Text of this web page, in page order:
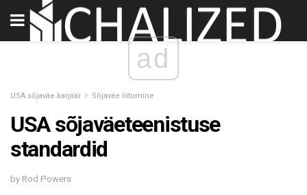
ad
USA sõjaväe karjäär Sõjaväe liitumine
USA sõjaväeteenistuse
standardid
by Rod Powers